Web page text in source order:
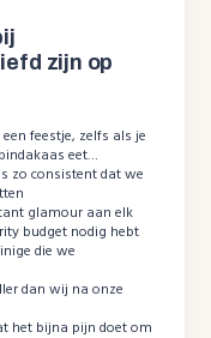
zijn op
feestje, zelfs als je
eet…
zo consistent dat we
glamour aan elk
budget nodig hebt
die we
dan wij na onze
het bijna pijn doet om